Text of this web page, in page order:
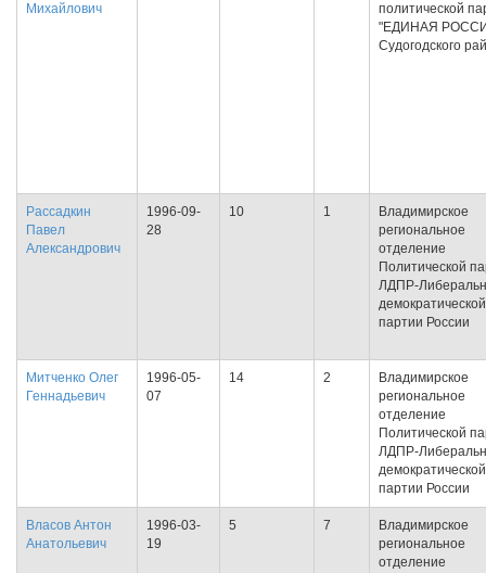
Михайлович
политической
"ЕДИНАЯ
Судогодского
Рассадкин
Павел
Александрович
1996-09-
28
10 1
Владимирское
региональное
отделение
Политической
ЛДПР-
демократической
партии России
Митченко Олег
Геннадьевич
1996-05-
07
14 2
Владимирское
региональное
отделение
Политической
ЛДПР-
демократической
партии России
Власов Антон
Анатольевич
1996-03-
19
5 7
Владимирское
региональное
отделение